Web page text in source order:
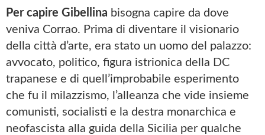
Per capire Gibellina bisogna capire da dove
veniva Corrao. Prima di diventare il visionario
della città d’arte, era stato un uomo del palazzo:
avvocato, politico, figura istrionica della DC
trapanese e di quell’improbabile esperimento
che fu il milazzismo, l’alleanza che vide insieme
comunisti, socialisti e la destra monarchica e
neofascista alla guida della Sicilia per qualche